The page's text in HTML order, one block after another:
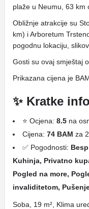
plaže u Neumu, 63 km
Obližnje atrakcije su
km) i Arboretum
pogodnu lokaciju,
Gosti su ovaj smještaj
Prikazana cijena je
✨ Kratke
⭐ Ocjena: 8.5 na
Cijena: 74 BAM za
✅ Pogodnosti:
Kuhinja, Privatno
Pogled na more,
invaliditetom,
Soba, 19 m², Klima